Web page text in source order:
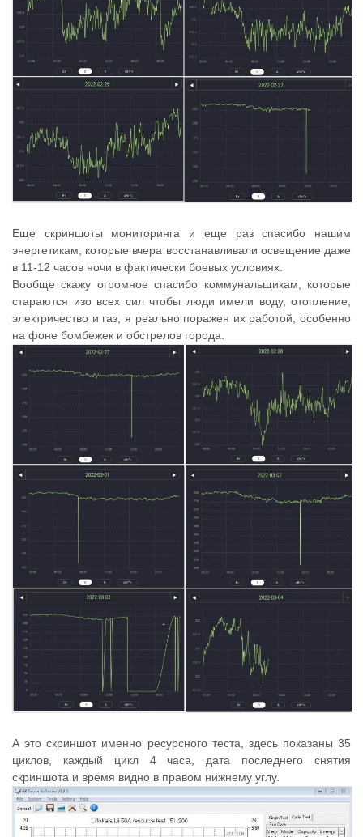
Еще скриншоты мониторинга и еще раз спасибо нашим
энергетикам, которые вчера восстанавливали освещение даже
в 11-12 часов ночи в фактически боевых условиях.
Вообще скажу огромное спасибо коммунальщикам, которые
стараются изо всех сил чтобы люди имели воду, отопление,
электричество и газ, я реально поражен их работой, особенно
на фоне бомбежек и обстрелов города.
А это скриншот именно ресурсного теста, здесь показаны 35
циклов, каждый цикл 4 часа, дата последнего снятия
скриншота и время видно в правом нижнему углу.